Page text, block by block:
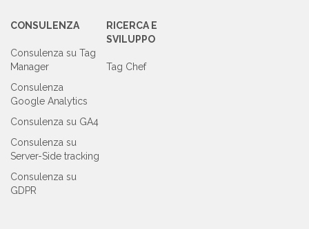
CONSULENZA
Consulenza su Tag
Manager
Consulenza
Google Analytics
Consulenza su GA4
Consulenza su
Server-Side tracking
Consulenza su
GDPR
RICERCA E
SVILUPPO
Tag Chef